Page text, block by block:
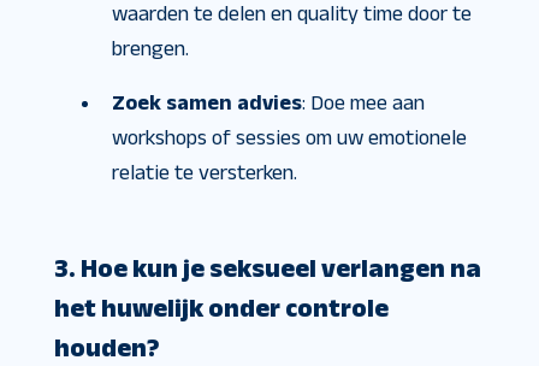
waarden te delen en quality time door te
brengen.
Zoek samen advies: Doe mee aan
workshops of sessies om uw emotionele
relatie te versterken.
3. Hoe kun je seksueel verlangen na
het huwelijk onder controle
houden?